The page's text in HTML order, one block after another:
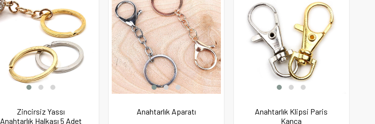
Zincirsiz Yassı
Anahtarlık Halkası 5 Adet
Anahtarlık Aparatı
Anahtarlık Klipsi Paris
Kanca